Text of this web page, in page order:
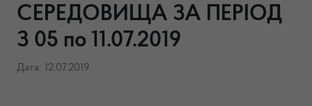
СЕРЕДОВИЩА ЗА ПЕРІОД
З 05 по 11.07.2019
Дата: 12.07.2019